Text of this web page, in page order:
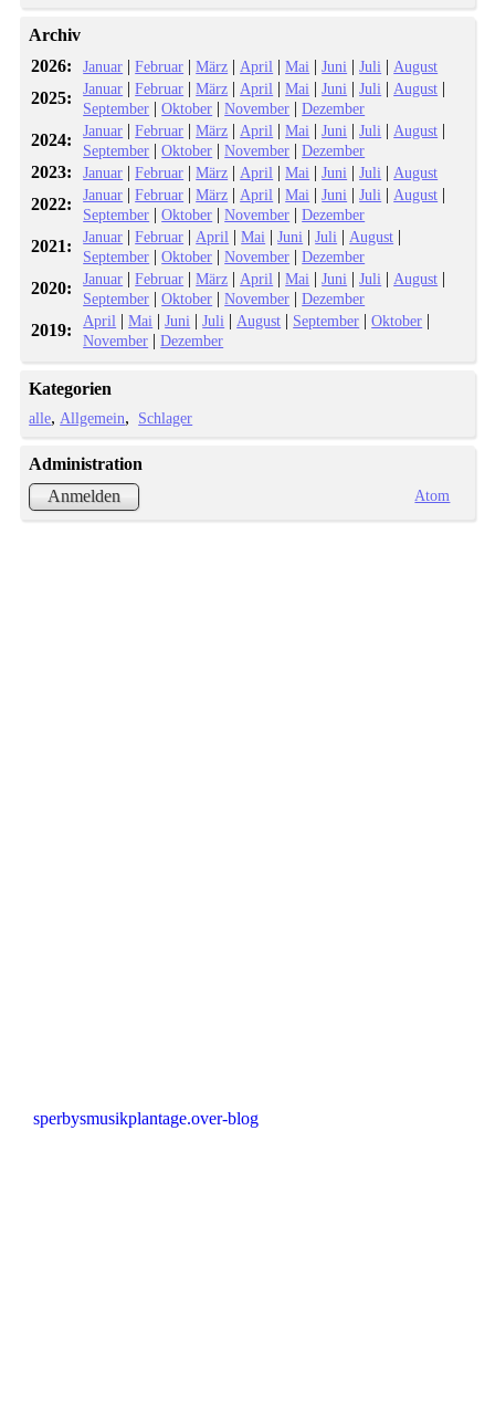
Archiv
2026:
Januar |Februar |März | April |Mai |Juni |Juli | August
2025: Januar |Februar |März | April |Mai |Juni |Juli | August |
September |Oktober |November |Dezember
2024: Januar |Februar |März | April |Mai |Juni |Juli | August |
September |Oktober |November |Dezember
2023: Januar |Februar |März | April |Mai |Juni |Juli | August
2022: Januar |Februar |März | April |Mai |Juni |Juli | August |
September |Oktober |November |Dezember
2021: Januar |Februar | April |Mai |Juni |Juli | August |
September |Oktober |November |Dezember
2020: Januar |Februar |März | April |Mai |Juni |Juli | August |
September |Oktober |November |Dezember
2019: April |Mai |Juni |Juli | August | September |Oktober |
November |Dezember
Kategorien
alle Allgemein Schlager
Administration
Anmelden
Atom
sperbysmusikplantage.over-blog